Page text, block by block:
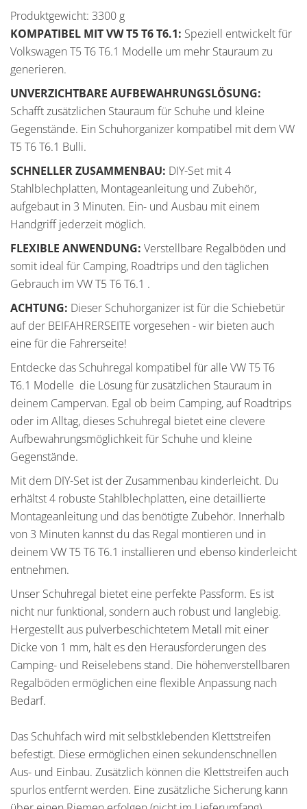
Produktgewicht: 3300 g
KOMPATIBEL MIT VW T5 T6 T6.1: Speziell entwickelt für
Volkswagen T5 T6 T6.1 Modelle um mehr Stauraum zu
generieren.
UNVERZICHTBARE AUFBEWAHRUNGSLÖSUNG:
Schafft zusätzlichen Stauraum für Schuhe und kleine
Gegenstände. Ein Schuhorganizer kompatibel mit dem VW
T5 T6 T6.1 Bulli.
SCHNELLER ZUSAMMENBAU: DIY-Set mit 4
Stahlblechplatten, Montageanleitung und Zubehör,
aufgebaut in 3 Minuten. Ein- und Ausbau mit einem
Handgriff jederzeit möglich.
FLEXIBLE ANWENDUNG: Verstellbare Regalböden und
somit ideal für Camping, Roadtrips und den täglichen
Gebrauch im VW T5 T6 T6.1 .
ACHTUNG: Dieser Schuhorganizer ist für die Schiebetür
auf der BEIFAHRERSEITE vorgesehen - wir bieten auch
eine für die Fahrerseite!
Entdecke das Schuhregal kompatibel für alle VW T5 T6
T6.1 Modelle  die Lösung für zusätzlichen Stauraum in
deinem Campervan. Egal ob beim Camping, auf Roadtrips
oder im Alltag, dieses Schuhregal bietet eine clevere
Aufbewahrungsmöglichkeit für Schuhe und kleine
Gegenstände.
Mit dem DIY-Set ist der Zusammenbau kinderleicht. Du
erhältst 4 robuste Stahlblechplatten, eine detaillierte
Montageanleitung und das benötigte Zubehör. Innerhalb
von 3 Minuten kannst du das Regal montieren und in
deinem VW T5 T6 T6.1 installieren und ebenso kinderleicht
entnehmen.
Unser Schuhregal bietet eine perfekte Passform. Es ist
nicht nur funktional, sondern auch robust und langlebig.
Hergestellt aus pulverbeschichtetem Metall mit einer
Dicke von 1 mm, hält es den Herausforderungen des
Camping- und Reiselebens stand. Die höhenverstellbaren
Regalböden ermöglichen eine flexible Anpassung nach
Bedarf.
Das Schuhfach wird mit selbstklebenden Klettstreifen
befestigt. Diese ermöglichen einen sekundenschnellen
Aus- und Einbau. Zusätzlich können die Klettstreifen auch
spurlos entfernt werden. Eine zusätzliche Sicherung kann